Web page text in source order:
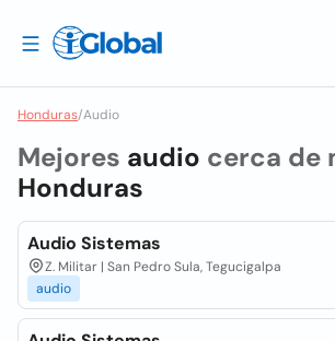
Honduras/Audio
Mejores audio cerca de
Honduras
Audio Sistemas
Z. Militar | San Pedro Sula, Tegucigalpa
audio